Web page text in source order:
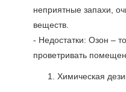
неприятные запахи,
веществ.
- Недостатки: Озон –
проветривать
Химическая